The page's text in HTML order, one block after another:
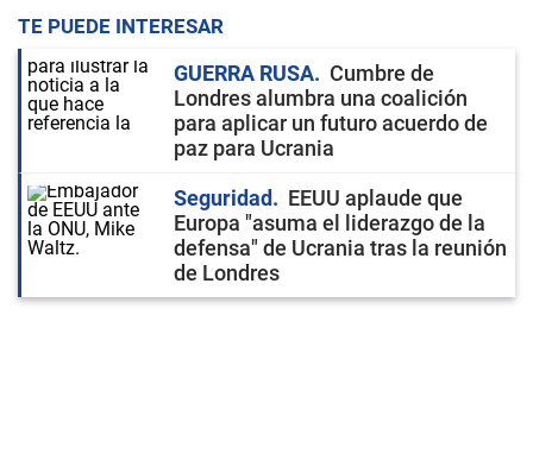
TE PUEDE INTERESAR
GUERRA RUSA
Cumbre de
Londres alumbra una coalición
para aplicar un futuro acuerdo de
paz para Ucrania
Seguridad
EEUU aplaude que
Europa "asuma el liderazgo de la
defensa" de Ucrania tras la reunión
de Londres